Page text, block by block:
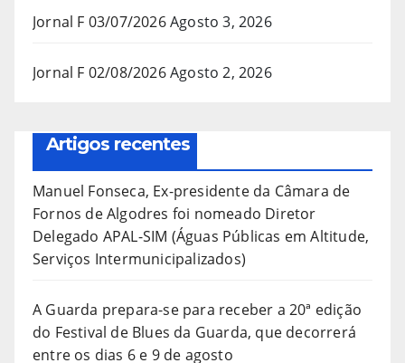
Jornal F 03/07/2026Agosto 3, 2026
Jornal F 02/08/2026Agosto 2, 2026
Artigos recentes
Manuel Fonseca, Ex-presidente da Câmara de
Fornos de Algodres foi nomeado Diretor
Delegado APAL-SIM (Águas Públicas em Altitude,
Serviços Intermunicipalizados)
A Guarda prepara-se para receber a 20ª edição
do Festival de Blues da Guarda, que decorrerá
entre os dias 6 e 9 de agosto